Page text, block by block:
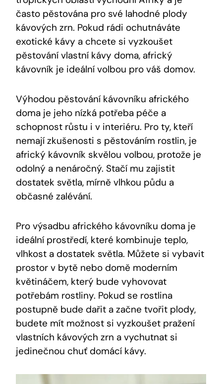
často pěstována pro své lahodné plody
kávových zrn. Pokud rádi ochutnáváte
exotické kávy a chcete si vyzkoušet
pěstování vlastní kávy doma, africký
kávovník je ideální volbou pro váš domov.
Výhodou pěstování kávovníku afrického
doma je jeho nízká potřeba péče a
schopnost růstu i v interiéru. Pro ty, kteří
nemají zkušenosti s pěstováním rostlin, je
africký kávovník skvělou volbou, protože je
odolný a nenáročný. Stačí mu zajistit
dostatek světla, mírně vlhkou půdu a
občasné zalévání.
Pro výsadbu afrického kávovníku doma je
ideální prostředí, které kombinuje teplo,
vlhkost a dostatek světla. Můžete si vybavit
prostor v bytě nebo domě moderním
květináčem, který bude vyhovovat
potřebám rostliny. Pokud se rostlina
postupně bude dařit a začne tvořit plody,
budete mít možnost si vyzkoušet pražení
vlastních kávových zrn a vychutnat si
jedinečnou chuť domácí kávy.